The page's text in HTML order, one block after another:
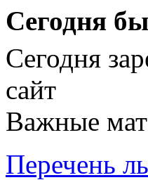
Сегодня
Сегодня
сайт
Важные
Перечень